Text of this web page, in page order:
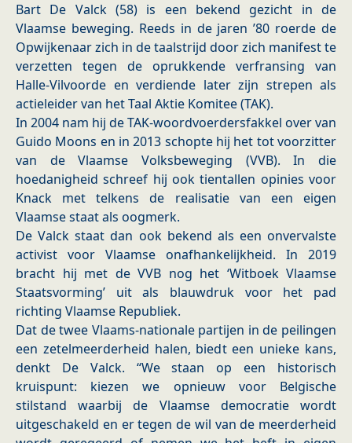
Bart De Valck (58) is een bekend gezicht in de
Vlaamse beweging. Reeds in de jaren ’80 roerde de
Opwijkenaar zich in de taalstrijd door zich manifest te
verzetten tegen de oprukkende verfransing van
Halle-Vilvoorde en verdiende later zijn strepen als
actieleider van het Taal Aktie Komitee (TAK).
In 2004 nam hij de TAK-woordvoerdersfakkel over van
Guido Moons en in 2013 schopte hij het tot voorzitter
van de Vlaamse Volksbeweging (VVB). In die
hoedanigheid schreef hij ook tientallen opinies voor
Knack met telkens de realisatie van een eigen
Vlaamse staat als oogmerk.
De Valck staat dan ook bekend als een onvervalste
activist voor Vlaamse onafhankelijkheid. In 2019
bracht hij met de VVB nog het ‘Witboek Vlaamse
Staatsvorming’ uit als blauwdruk voor het pad
richting Vlaamse Republiek.
Dat de twee Vlaams-nationale partijen in de peilingen
een zetelmeerderheid halen, biedt een unieke kans,
denkt De Valck. “We staan op een historisch
kruispunt: kiezen we opnieuw voor Belgische
stilstand waarbij de Vlaamse democratie wordt
uitgeschakeld en er tegen de wil van de meerderheid